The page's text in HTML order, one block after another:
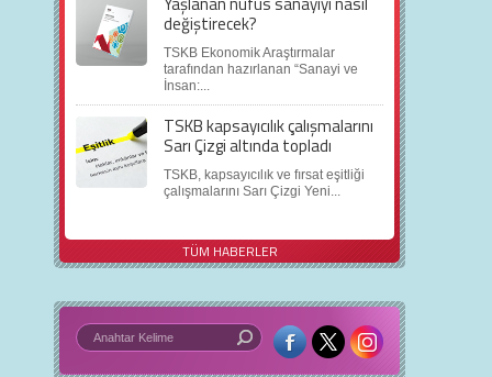
değiştirecek?
TSKB Ekonomik Araştırmalar
tarafından hazırlanan “Sanayi ve
İnsan:...
TSKB kapsayıcılık çalışmalarını
Sarı Çizgi altında topladı
TSKB, kapsayıcılık ve fırsat eşitliği
çalışmalarını Sarı Çizgi Yeni...
TÜM HABERLER